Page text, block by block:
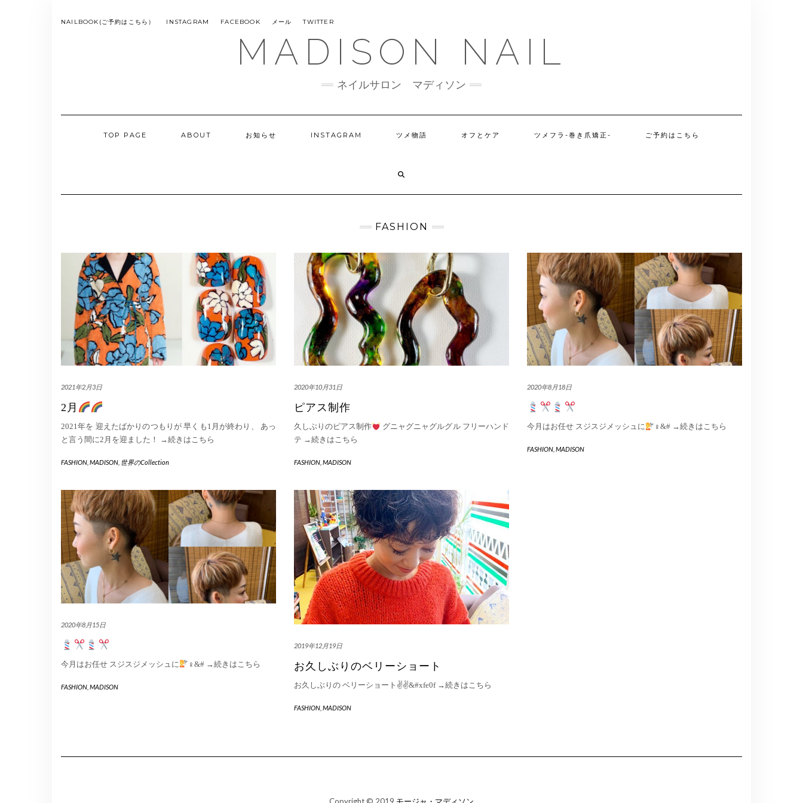
MENU
NAILBOOK(ご予約はこちら） INSTAGRAM FACEBOOK メール TWITTER
MADISON NAIL
ネイルサロン マディソン
TOP PAGE ABOUT お知らせ INSTAGRAM ツメ物語 オフとケア ツメフラ-巻き爪矯正- ご予約はこちら
FASHION
2021年2月3日
2月
2021年を 迎えたばかりのつもりが 早くも1月が終わり、 あっ
と言う間に2月を迎ました！
→続きはこちら
FASHION MADISON 世界のCollection
2020年10月31日
ピアス制作
久しぶりのピアス制作
グニャグニャグルグル フリーハンド
テ →続きはこちら
FASHION MADISON
2020年8月18日
今月はお任せ スジスジメッシュに ‍♀&# →続きはこちら
FASHION MADISON
2020年8月15日
今月はお任せ スジスジメッシュに ‍♀&# →続きはこちら
FASHION MADISON
2019年12月19日
お久しぶりのベリーショート
お久しぶりの ベリーショート✌️✌&#xfe0f →続きはこちら
FASHION MADISON